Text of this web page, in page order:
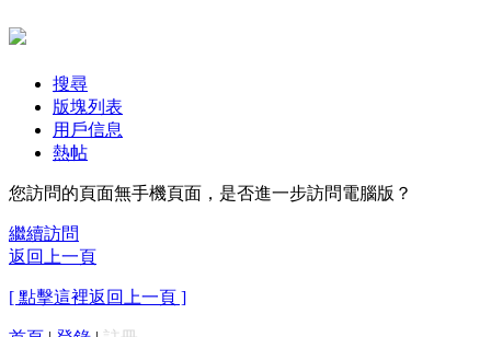
搜尋
版塊列表
用戶信息
熱帖
您訪問的頁面無手機頁面，是否進一步訪問電腦版？
繼續訪問
返回上一頁
[ 點擊這裡返回上一頁 ]